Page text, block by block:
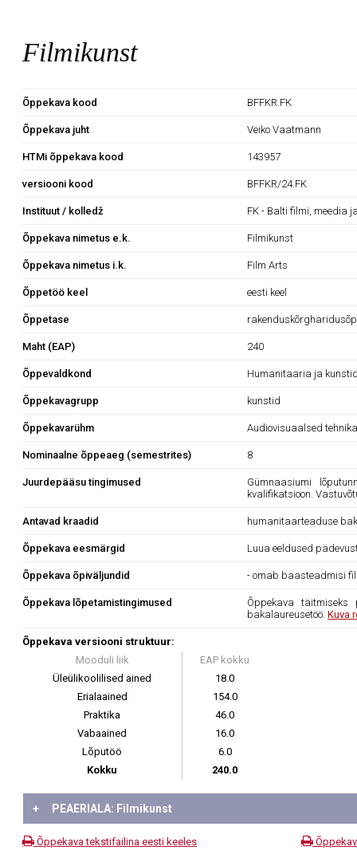
Filmikunst
Õppekava kood BFFKR.FK
Õppekava juht Veiko Vaatmann
HTMi õppekava kood 143957
versiooni kood BFFKR/24.FK
Instituut / kolledž FK - Balti filmi, meedia
Õppekava nimetus e.k. Filmikunst
Õppekava nimetus i.k. Film Arts
Õppetöö keel eesti keel
Õppetase
Maht (EAP) 240
Õppevaldkond Humanitaaria ja
Õppekavagrupp kunstid
Õppekavarühm Audiovisuaalsed
Nominaalne õppeaeg (semestrites) 8
Juurdepääsu tingimused
Gümnaasiumi
kvalifikatsioon.
Antavad kraadid humanitaarteaduse
Õppekava eesmärgid Luua eeldused
Õppekava õpiväljundid - omab baasteadmisi
Õppekava lõpetamistingimused
Õppekava
bakalaureusetöö.Kuva
Õppekava versiooni struktuur:
Mooduli liik
EAP kokku
Üleülikoolilised ained
18.0
Erialaained
154.0
Praktika
46.0
Vabaained
16.0
Lõputöö
6.0
Kokku
240.0
+ PEAERIALA: Filmikunst
Õppekava tekstifailina eesti keeles